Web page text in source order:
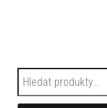
Hledat: